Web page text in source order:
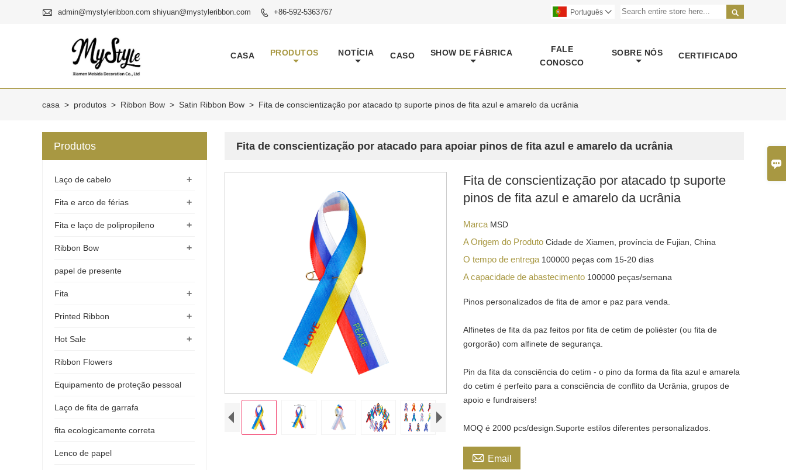

 admin@mystyleribbon.com shiyuan@mystyleribbon.com  +86-592-5363767 
Português 
CASA PRODUTOS NOTÍCIA CASO SHOW DE FÁBRICA
FALE
CONOSCO
SOBRE NÓS CERTIFICADO
casa > produtos > Ribbon Bow > Satin Ribbon Bow > Fita de conscientização por atacado tp suporte pinos de fita azul e amarelo da ucrânia
Fita de conscientização por atacado para apoiar pinos de fita azul e amarelo da ucrânia
Fita de conscientização por atacado tp suporte
pinos de fita azul e amarelo da ucrânia
Marca MSD
A Origem do ProdutoCidade de Xiamen, província de Fujian, China
O tempo de entrega 100000 peças com 15-20 dias
A capacidade de abastecimento 100000 peças/semana
Pinos personalizados de fita de amor e paz para venda.
Alfinetes de fita da paz feitos por fita de cetim de poliéster (ou fita de
gorgorão) com alfinete de segurança.
Pin da fita da consciência do cetim - o pino da forma da fita azul e amarela
do cetim é perfeito para a consciência de conflito da Ucrânia, grupos de
apoio e fundraisers!
MOQ é 2000 pcs/design.Suporte estilos diferentes personalizados.
 Email
Produtos
+
Laço de cabelo
+
Fita e arco de férias
+
Fita e laço de polipropileno
+
Ribbon Bow
papel de presente
+
Fita
+
Printed Ribbon
+
Hot Sale
Ribbon Flowers
Equipamento de proteção pessoal
Laço de fita de garrafa
fita ecologicamente correta
Lenco de papel